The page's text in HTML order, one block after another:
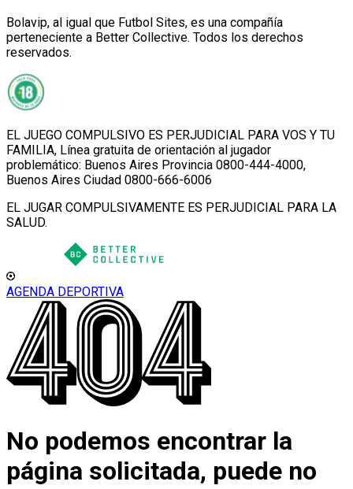
Bolavip, al igual que Futbol Sites, es una compañía
perteneciente a Better Collective. Todos los derechos
reservados.
EL JUEGO COMPULSIVO ES PERJUDICIAL PARA VOS Y TU
FAMILIA, Línea gratuita de orientación al jugador
problemático: Buenos Aires Provincia 0800-444-4000,
Buenos Aires Ciudad 0800-666-6006
EL JUGAR COMPULSIVAMENTE ES PERJUDICIAL PARA LA
SALUD.
AGENDA DEPORTIVA
No podemos encontrar la
página solicitada, puede no